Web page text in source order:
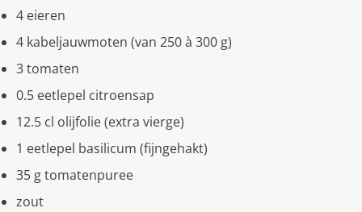
4 eieren
4 kabeljauwmoten (van 250 à 300 g)
3 tomaten
0.5 eetlepel citroensap
12.5 cl olijfolie (extra vierge)
1 eetlepel basilicum (fijngehakt)
35 g tomatenpuree
zout